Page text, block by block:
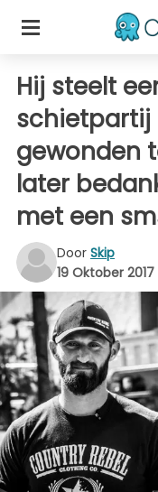
Hij steelt
schietpartij
gewonden
later
met een
Door Skip
19 Oktober 2017